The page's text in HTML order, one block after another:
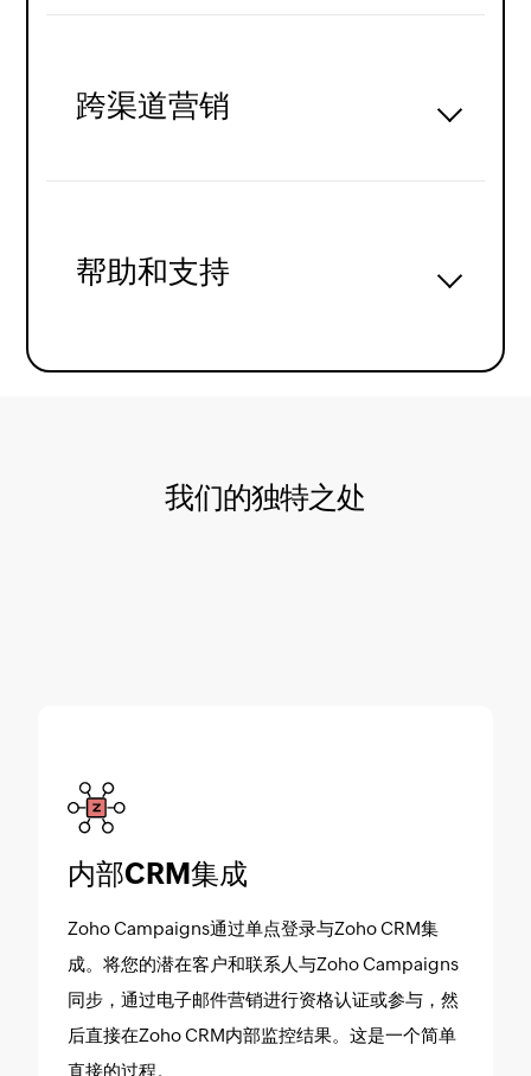
跨渠道营销
帮助和支持
我们的独特之处
内部CRM集成
Zoho Campaigns通过单点登录与Zoho CRM集
成。将您的潜在客户和联系人与Zoho Campaigns
同步，通过电子邮件营销进行资格认证或参与，然
后直接在Zoho CRM内部监控结果。这是一个简单
直接的过程。